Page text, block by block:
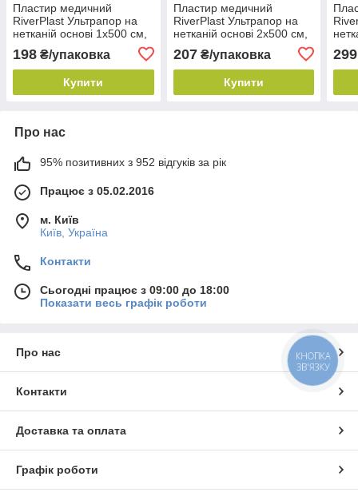
Пластир медичний
RiverPlast Ультрапор на
нетканій основі 1х500 см,
198 ₴/упаковка
Купити
Пластир медичний
RiverPlast Ультрапор на
нетканій основі 2х500 см,
207₴/упаковка
Купити
299
Про нас
95% позитивних з 952 відгуків за рік
Працює з 05.02.2016
м. Київ
Київ, Україна
Контакти
Сьогодні працює з 09:00 до 18:00
Показати весь графік роботи
Про нас
Контакти
Доставка та оплата
Графік роботи
КНОПКА
ЗВ'ЯЗКУ